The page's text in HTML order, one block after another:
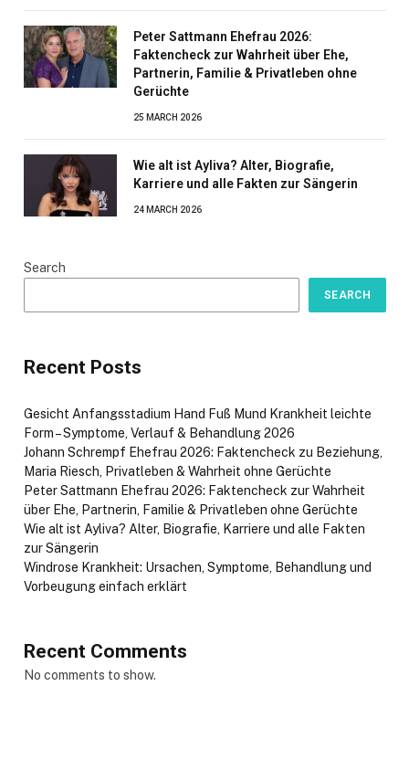
Peter Sattmann Ehefrau 2026:
Faktencheck zur Wahrheit über Ehe,
Partnerin, Familie & Privatleben ohne
Gerüchte
25 MARCH 2026
Wie alt ist Ayliva? Alter, Biografie,
Karriere und alle Fakten zur Sängerin
24 MARCH 2026
Search
SEARCH
Recent Posts
Gesicht Anfangsstadium Hand Fuß Mund Krankheit leichte
Form – Symptome, Verlauf & Behandlung 2026
Johann Schrempf Ehefrau 2026: Faktencheck zu Beziehung,
Maria Riesch, Privatleben & Wahrheit ohne Gerüchte
Peter Sattmann Ehefrau 2026: Faktencheck zur Wahrheit
über Ehe, Partnerin, Familie & Privatleben ohne Gerüchte
Wie alt ist Ayliva? Alter, Biografie, Karriere und alle Fakten
zur Sängerin
Windrose Krankheit: Ursachen, Symptome, Behandlung und
Vorbeugung einfach erklärt
Recent Comments
No comments to show.